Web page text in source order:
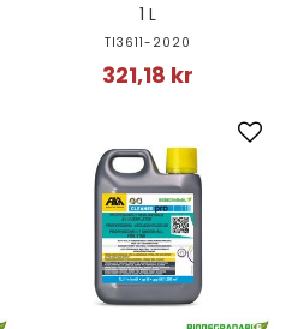
1 L
TI3611-2020
321,18 kr